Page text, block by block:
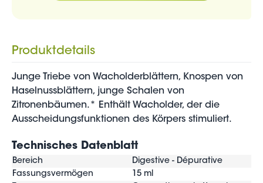
Produktdetails
Junge Triebe von Wacholderblättern, Knospen von
Haselnussblättern, junge Schalen von
Zitronenbäumen.* Enthält Wacholder, der die
Ausscheidungsfunktionen des Körpers stimuliert.
Technisches Datenblatt
Bereich
Digestive - Dépurative
Fassungsvermögen
15 ml